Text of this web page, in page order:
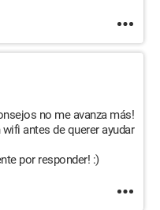
no me avanza más!
antes de querer ayudar
por responder! :)